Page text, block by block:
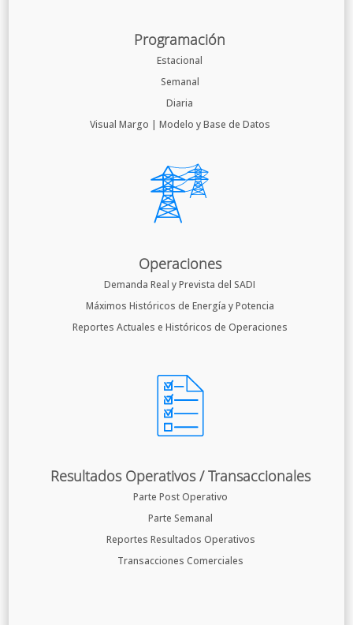
Programación
Estacional
Semanal
Diaria
Visual Margo | Modelo y Base de Datos
Operaciones
Demanda Real y Prevista del SADI
Máximos Históricos de Energía y Potencia
Reportes Actuales e Históricos de Operaciones
Resultados Operativos / Transaccionales
Parte Post Operativo
Parte Semanal
Reportes Resultados Operativos
Transacciones Comerciales